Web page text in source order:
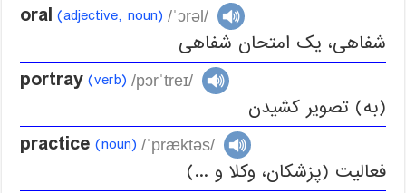
oral (adjective, noun) /ˈɔrəl/
شفاهی، یک امتحان شفاهی
portray (verb) /pɔrˈtreɪ/
(به) تصویر کشیدن
practice (noun) /ˈpræktəs/
فعالیت (پزشکان، وکلا و ...)